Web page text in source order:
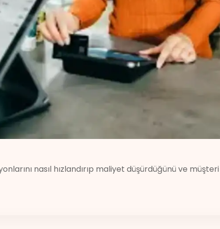
nasıl hızlandırıp maliyet düşürdüğünü ve